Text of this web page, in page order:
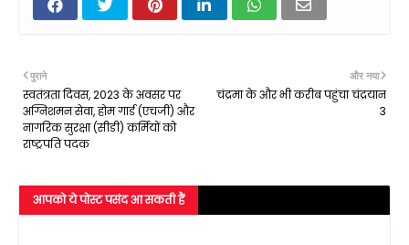
और नया
चंद्रमा के और भी करीब पहुंचा चंद्रयान
3
पुराने
स्वतंत्रता दिवस, 2023 के अवसर पर
अग्निशमन सेवा, होम गार्ड (एचजी) और
नागरिक सुरक्षा (सीडी) कर्मियों को
राष्ट्रपति पदक
आपको ये पोस्ट पसंद आ सकती हैं